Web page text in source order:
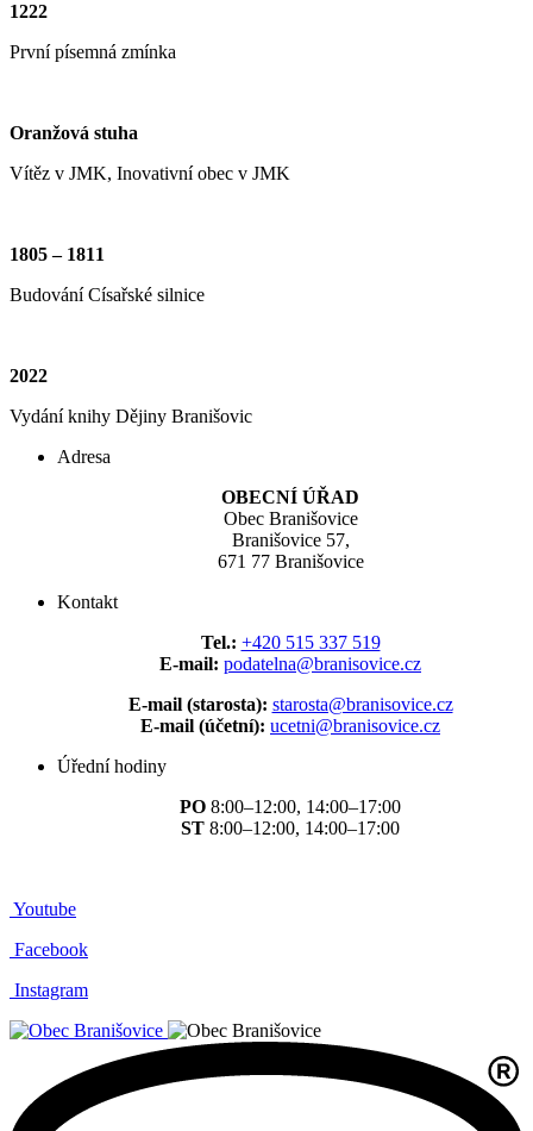
1222
První písemná zmínka
Oranžová stuha
Vítěz v JMK, Inovativní obec v JMK
1805 – 1811
Budování Císařské silnice
2022
Vydání knihy Dějiny Branišovic
Adresa
OBECNÍ ÚŘAD
Obec Branišovice
Branišovice 57,
671 77 Branišovice
Kontakt
Tel.: +420 515 337 519
E-mail: podatelna@branisovice.cz
E-mail (starosta): starosta@branisovice.cz
E-mail (účetní): ucetni@branisovice.cz
Úřední hodiny
PO 8:00–12:00, 14:00–17:00
ST 8:00–12:00, 14:00–17:00
Youtube
Facebook
Instagram